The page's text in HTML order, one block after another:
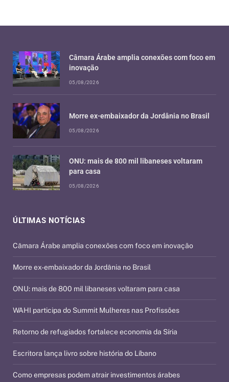
ÚLTIMAS NOTÍCIAS
Câmara Árabe amplia conexões com foco em inovação
Morre ex-embaixador da Jordânia no Brasil
ONU: mais de 800 mil libaneses voltaram para casa
WAHI participa do Summit Mulheres nas Profissões
Retorno de refugiados fortalece economia da Síria
Escritora lança livro sobre história do Líbano
Como empresas podem atrair investimentos árabes
Câmara Árabe amplia conexões com foco em
inovação
05/08/2026
Morre ex-embaixador da Jordânia no Brasil
05/08/2026
ONU: mais de 800 mil libaneses voltaram
para casa
05/08/2026